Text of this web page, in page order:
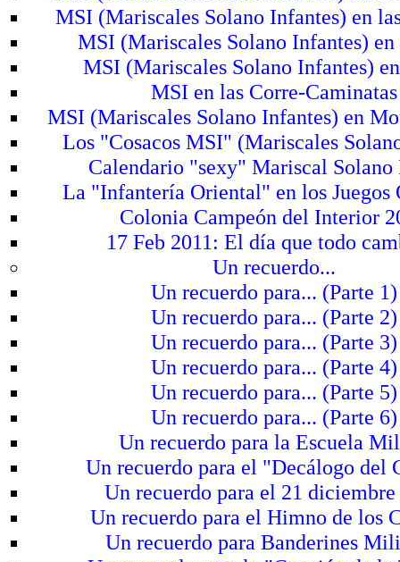
MSI (Mariscales Solano Infantes) en
MSI (Mariscales Solano Infantes) en
MSI (Mariscales Solano Infantes)
MSI en las Corre-Caminatas
MSI (Mariscales Solano Infantes) en
Los "Cosacos MSI" (Mariscales
Calendario "sexy" Mariscal Solano
La "Infantería Oriental" en los Juegos
Colonia Campeón del Interior
17 Feb 2011: El día que todo
Un recuerdo...
Un recuerdo para... (Parte 1)
Un recuerdo para... (Parte 2)
Un recuerdo para... (Parte 3)
Un recuerdo para... (Parte 4)
Un recuerdo para... (Parte 5)
Un recuerdo para... (Parte 6)
Un recuerdo para la Escuela
Un recuerdo para el "Decálogo del
Un recuerdo para el 21 diciembre
Un recuerdo para el Himno de los
Un recuerdo para Banderines